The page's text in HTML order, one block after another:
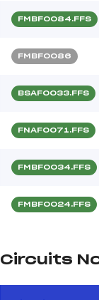
FMBF0084.FFS
FMBF0086
BSAF0033.FFS
FNAF0071.FFS
FMBF0034.FFS
FMBF0024.FFS
Circuits